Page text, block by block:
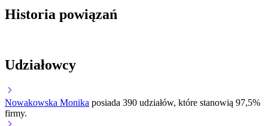
Historia powiązań
Udziałowcy
Nowakowska Monika posiada 390 udziałów, które stanowią 97,5%
firmy.